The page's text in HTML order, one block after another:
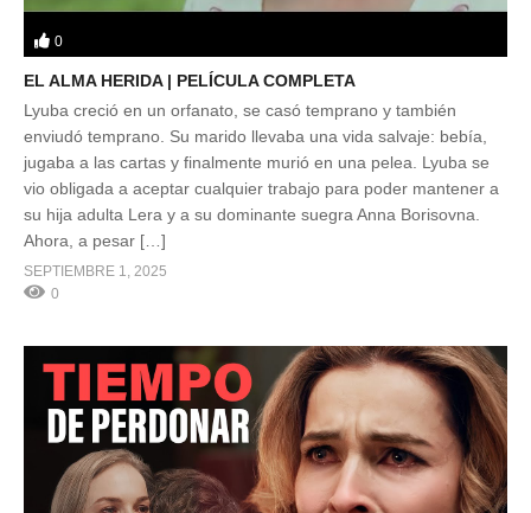
0
EL ALMA HERIDA | PELÍCULA COMPLETA
Lyuba creció en un orfanato, se casó temprano y también
enviudó temprano. Su marido llevaba una vida salvaje: bebía,
jugaba a las cartas y finalmente murió en una pelea. Lyuba se
vio obligada a aceptar cualquier trabajo para poder mantener a
su hija adulta Lera y a su dominante suegra Anna Borisovna.
Ahora, a pesar […]
SEPTIEMBRE 1, 2025
0